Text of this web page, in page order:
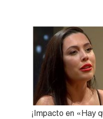
¡Impacto en «Hay